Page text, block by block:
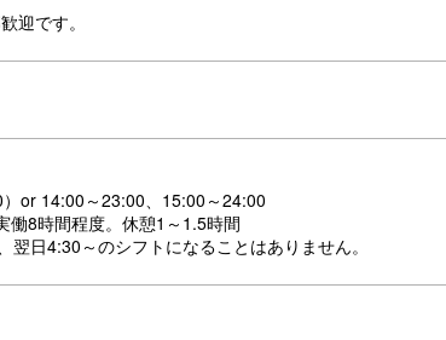
迎です。
or 14:00～23:00、15:00～24:00
働8時間程度。休憩1～1.5時間
翌日4:30～のシフトになることはありません。